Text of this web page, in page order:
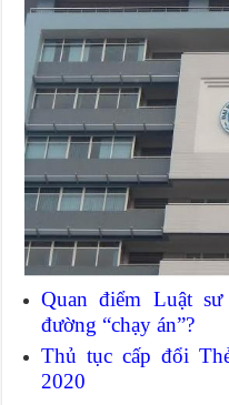
Quan điểm Luật
đường “chạy án”?
Thủ tục cấp đổi
2020